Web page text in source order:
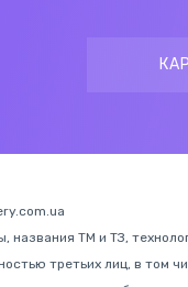
названия ТМ и ТЗ,
третьих лиц, в том